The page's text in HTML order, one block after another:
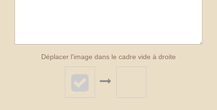
Déplacer l'image dans le cadre vide à droite